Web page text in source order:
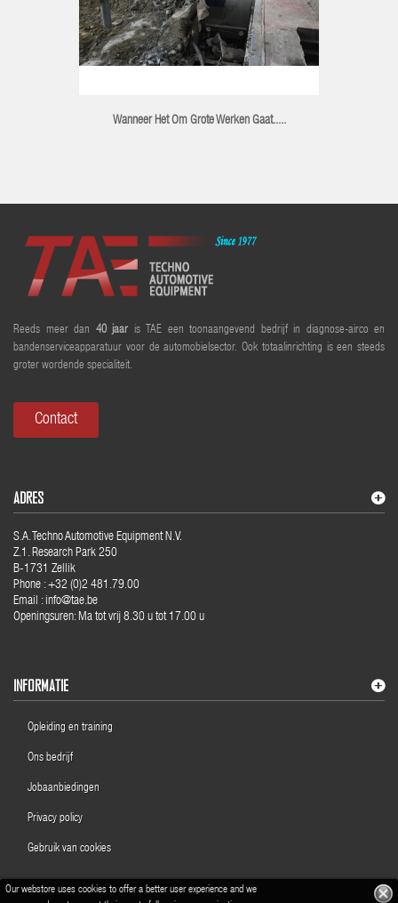
Our webstore uses cookies to offer a better user experience and we
Wanneer Het Om Grote Werken Gaat.....
Reeds meer dan 40 jaar is TAE een toonaangevend bedrijf in diagnose-airco en
bandenserviceapparatuur voor de automobielsector. Ook totaalinrichting is een steeds
groter wordende specialiteit.
Contact
ADRES
S.A. Techno Automotive Equipment N.V.
Z.1. Research Park 250
B-1731 Zellik
Phone : +32 (0)2 481.79.00
Email : info@tae.be
Openingsuren: Ma tot vrij 8.30 u tot 17.00 u
INFORMATIE
Opleiding en training
Ons bedrijf
Jobaanbiedingen
Privacy policy
Gebruik van cookies